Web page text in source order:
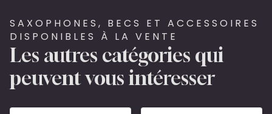
SAXOPHONES, BECS ET ACCESSOIRES
DISPONIBLES À LA VENTE
Les autres catégories qui
peuvent vous intéresser